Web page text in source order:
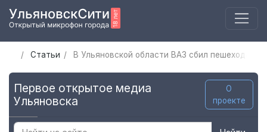
Статьи В Ульяновской области ВАЗ сбил пешехода-
Первое открытое медиа
Ульяновска
О
проекте